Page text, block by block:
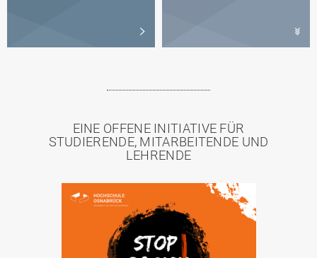
EINE OFFENE INITIATIVE FÜR
STUDIERENDE, MITARBEITENDE UND
LEHRENDE